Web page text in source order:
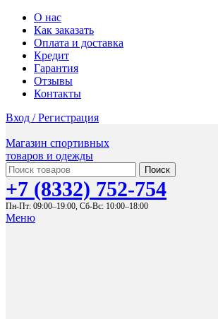
О нас
Как заказать
Оплата и доставка
Кредит
Гарантия
Отзывы
Контакты
Вход / Регистрация
Магазин спортивных
товаров и одежды
Поиск
+7 (8332) 752-754
Пн-Пт: 09:00–19:00, Сб-Вс: 10:00–18:00
Меню